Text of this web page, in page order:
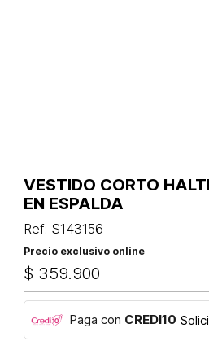
VESTIDO CORTO
EN ESPALDA
Ref: S143156
Precio exclusivo online
$ 359.900
Paga con CREDI10